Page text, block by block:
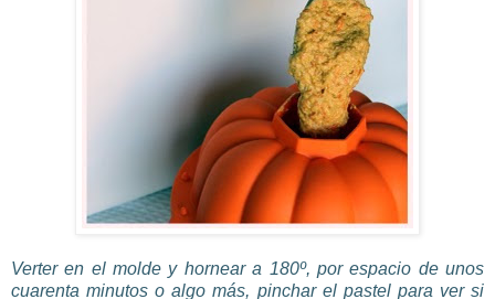
Verter en el molde y hornear a 180º, por espacio de unos
cuarenta minutos o algo más, pinchar el pastel para ver si